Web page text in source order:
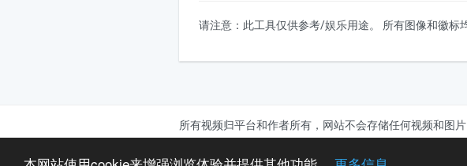
请注意：此工具仅供参考/娱乐用途。 所有图像和徽标
所有视频归平台和作者所有，网站不会存储任何视频和图